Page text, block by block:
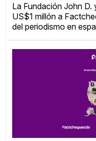
La Fundación John
US$1 millón a
del periodismo en